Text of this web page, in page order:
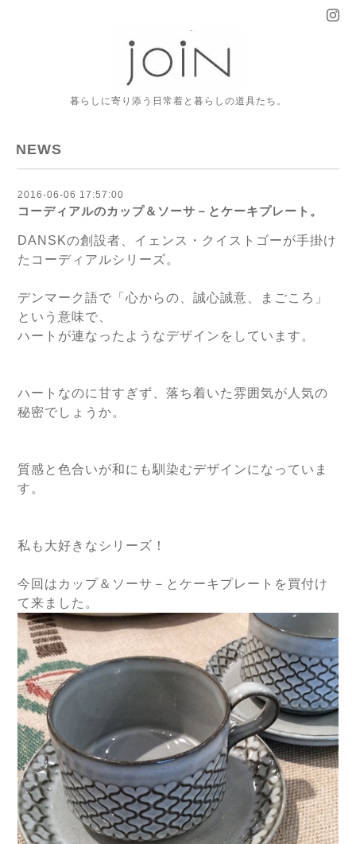
暮らしに寄り添う日常着と暮らしの道具たち。
NEWS
2016-06-06 17:57:00
コーディアルのカップ＆ソーサ－とケーキプレート。
DANSKの創設者、イェンス・クイストゴーが手掛け
たコーディアルシリーズ。
デンマーク語で「心からの、誠心誠意、まごころ」
という意味で、
ハートが連なったようなデザインをしています。
ハートなのに甘すぎず、落ち着いた雰囲気が人気の
秘密でしょうか。
質感と色合いが和にも馴染むデザインになっていま
す。
私も大好きなシリーズ！
今回はカップ＆ソーサ－とケーキプレートを買付け
て来ました。